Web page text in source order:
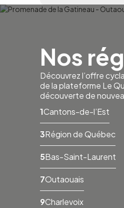
Nos
Découvrez l’offre
de la plateforme Le
découverte de
Cantons-de-l’Est
Région de Québec
Bas-Saint-Laurent
Outaouais
Charlevoix